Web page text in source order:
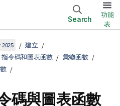
Search
功能
表
建立
指令碼和圖表函數
彙總函數
碼與圖表函數